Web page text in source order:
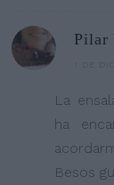
Pilar
La
ha
Besos